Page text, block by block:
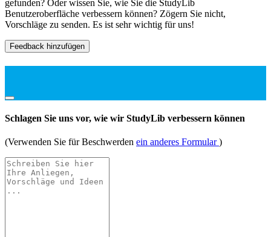
gefunden? Oder wissen Sie, wie Sie die StudyLib
Benutzeroberfläche verbessern können? Zögern Sie nicht,
Vorschläge zu senden. Es ist sehr wichtig für uns!
Feedback hinzufügen
Schlagen Sie uns vor, wie wir StudyLib verbessern können
(Verwenden Sie für Beschwerden ein anderes Formular)